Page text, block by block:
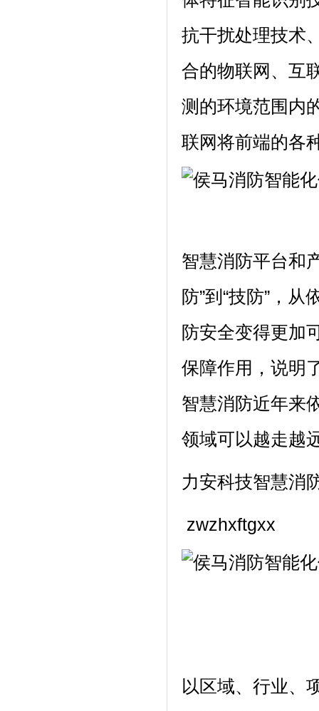
抗干扰处理技术
合的物联网、互
测的环境范围内
联网将前端的各
智慧消防平台和
防”到“技防”，
防安全变得更加
保障作用，说明
智慧消防近年来
领域可以越走越
力安科技智慧消
zwzhxftgxx
以区域、行业、